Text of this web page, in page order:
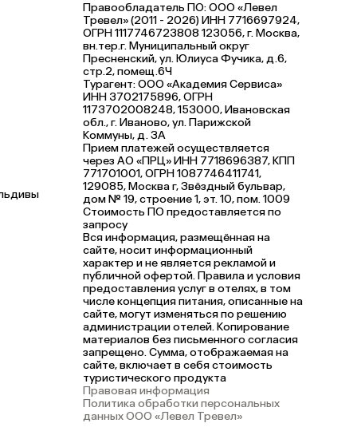
Правообладатель ПО: ООО «Левел
Тревел» (2011 - 2026) ИНН 7716697924,
ОГРН 1117746723808 123056, г. Москва,
вн.тер.г. Муниципальный округ
Пресненский, ул. Юлиуса Фучика, д.6,
стр.2, помещ.6Ч
Турагент: ООО «Академия Сервиса»
ИНН 3702175896, ОГРН
1173702008248, 153000, Ивановская
обл., г. Иваново, ул. Парижской
Коммуны, д. ЗА
Прием платежей осуществляется
через АО «ПРЦ» ИНН 7718696387, КПП
771701001, ОГРН 1087746411741,
129085, Москва г, Звёздный бульвар,
дом № 19, строение 1, эт. 10, пом. 1009
Стоимость ПО предоставляется по
запросу
Вся информация, размещённая на
сайте, носит информационный
характер и не является рекламой и
публичной офертой. Правила и условия
предоставления услуг в отелях, в том
числе концепция питания, описанные на
сайте, могут изменяться по решению
администрации отелей. Копирование
материалов без письменного согласия
запрещено. Сумма, отображаемая на
сайте, включает в себя стоимость
туристического продукта
Правовая информация
Политика обработки персональных
данных ООО «Левел Тревел»